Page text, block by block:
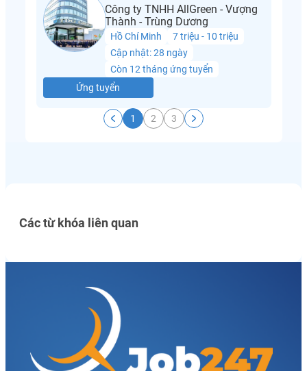
Công ty TNHH AllGreen - Vượng
Thành - Trùng Dương
Hồ Chí Minh
7 triệu - 10 triệu
Cập nhật: 28 ngày
Còn 12 tháng ứng tuyển
Ứng tuyển
1 2 3
Các từ khóa liên quan